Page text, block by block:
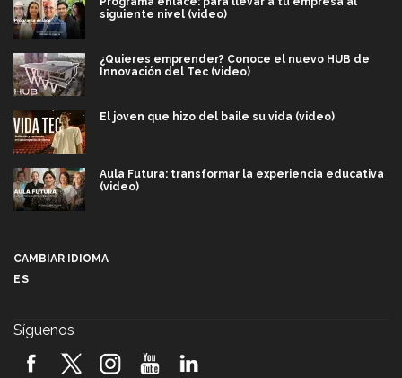
siguiente nivel (video)
¿Quieres emprender? Conoce el nuevo HUB de
Innovación del Tec (video)
El joven que hizo del baile su vida (video)
Aula Futura: transformar la experiencia educativa
(video)
2026! (video)
CAMBIAR IDIOMA
ES
Síguenos